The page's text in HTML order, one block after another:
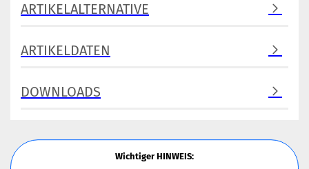
ARTIKELALTERNATIVE
ARTIKELDATEN
DOWNLOADS
Wichtiger HINWEIS: